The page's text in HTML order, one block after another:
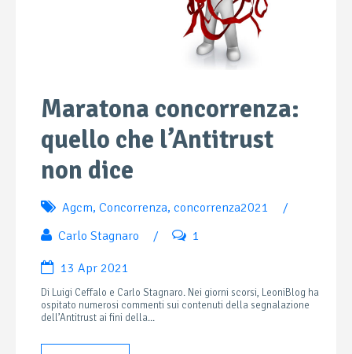
Maratona concorrenza:
quello che l’Antitrust
non dice
Agcm, Concorrenza, concorrenza2021
/
Carlo Stagnaro
/ 1
13 Apr 2021
Di Luigi Ceffalo e Carlo Stagnaro. Nei giorni scorsi, LeoniBlog ha
ospitato numerosi commenti sui contenuti della segnalazione
dell’Antitrust ai fini della...